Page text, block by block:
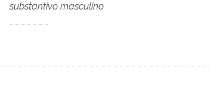
substantivo masculino